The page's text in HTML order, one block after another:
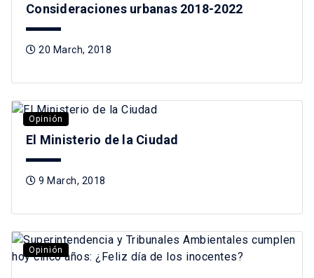
Consideraciones urbanas 2018-2022
20 March, 2018
Opinión
El Ministerio de la Ciudad
9 March, 2018
Opinión